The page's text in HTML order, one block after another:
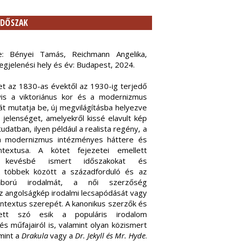
Bényei Tamás, Reichmann Angelika,
hely és év: Budapest, 2024.
az 1830-as évektől az 1930-ig terjedő
a viktoriánus kor és a modernizmus
mutatja be, új megvilágításba helyezve
jelenséget, amelyekről kissé elavult kép
ilyen például a realista regény, a
modernizmus intézményes háttere és
A kötet fejezetei emellett
kevésbé ismert időszakokat és
többek között a századforduló és az
irodalmát, a női szerzőség
angolságkép irodalmi lecsapódását vagy
szerepét. A kanonikus szerzők és
szó esik a populáris irodalom
műfajairól is, valamint olyan közismert
a Drakulavagy a Dr. Jekyll és Mr. Hyde.